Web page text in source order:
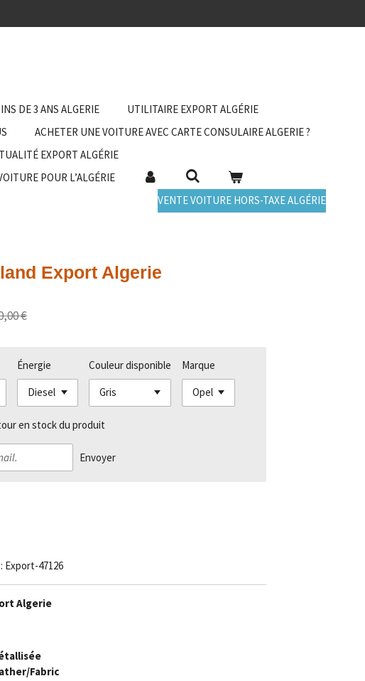
DE 3 ANS ALGERIE
UTILITAIRE EXPORT ALGÉRIE
ACHETER UNE VOITURE AVEC CARTE CONSULAIRE ALGERIE ?
EXPORT ALGÉRIE
POUR L’ALGÉRIE
VENTE VOITURE HORS-TAXE ALGÉRIE
Export Algerie
€
Énergie Couleur disponible Marque
en stock du produit
Envoyer
Export-47126
Algerie
Fabric